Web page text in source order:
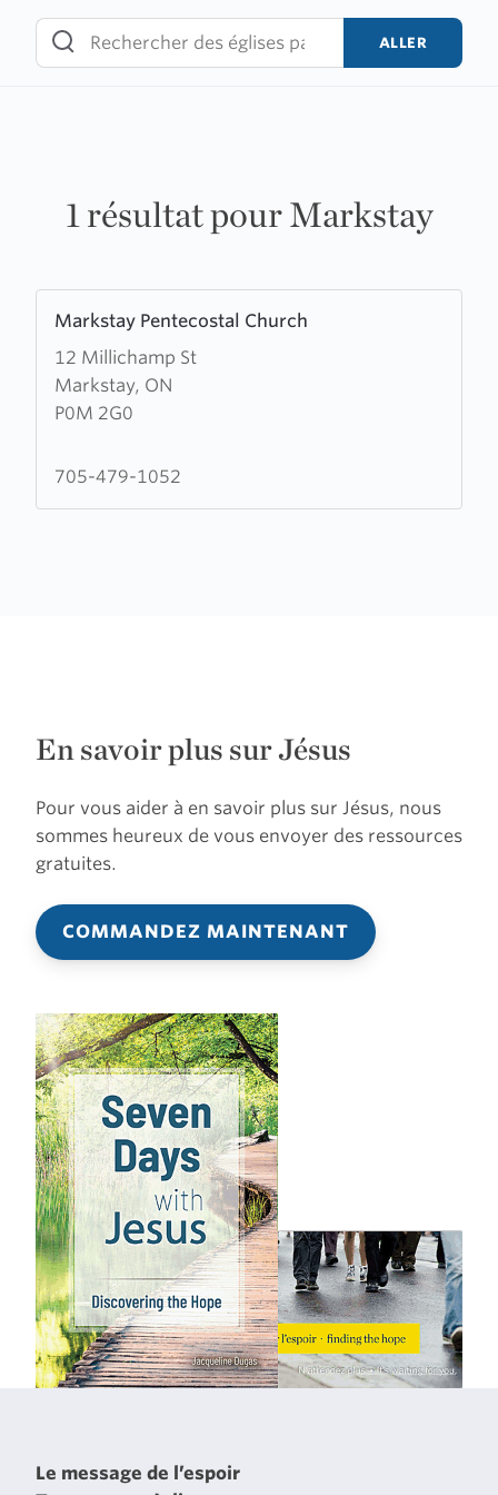
content
ALLER
1 résultat pour Markstay
Markstay Pentecostal Church
12 Millichamp St
Markstay, ON
P0M 2G0
more
about
Markstay
Pentecostal
705-479-1052
En savoir plus sur Jésus
Pour vous aider à en savoir plus sur Jésus, nous
sommes heureux de vous envoyer des ressources
gratuites.
COMMANDEZ MAINTENANT
Le message de l’espoir